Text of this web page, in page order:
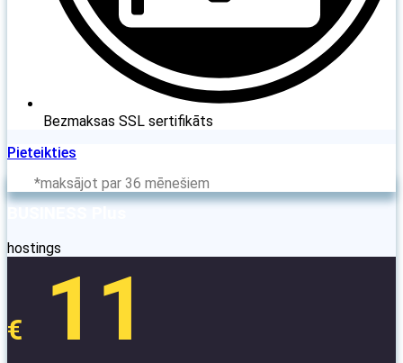
Bezmaksas SSL sertifikāts
Pieteikties
*maksājot par 36 mēnešiem
hostings
€ 11